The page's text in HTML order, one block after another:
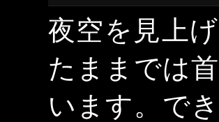
夜空を見上
たままでは
います。で